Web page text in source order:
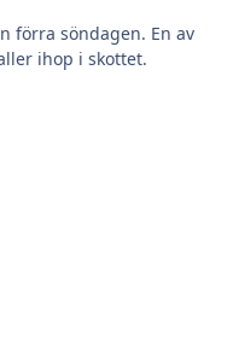
förra söndagen. En av
ihop i skottet.